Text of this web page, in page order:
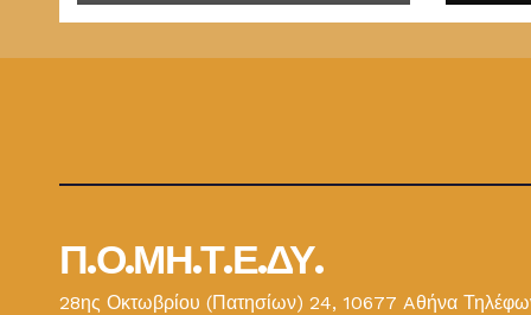
Π.Ο.ΜΗ.Τ.Ε.ΔΥ.
28ης Οκτωβρίου (Πατησίων) 24, 10677 Aθήνα